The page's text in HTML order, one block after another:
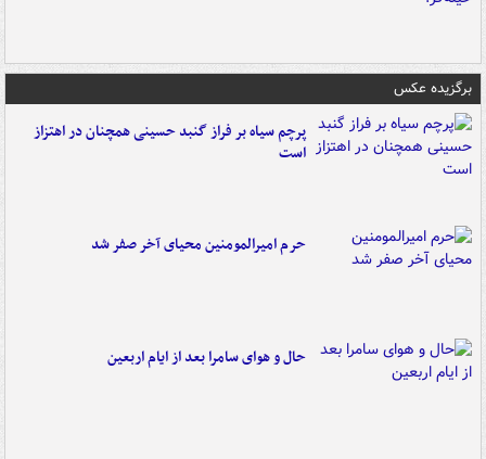
برگزیده عکس
پرچم سیاه بر فراز گنبد حسینی همچنان در اهتزاز
است
حرم امیرالمومنین محیای آخر صفر شد
حال و هوای سامرا بعد از ایام اربعین